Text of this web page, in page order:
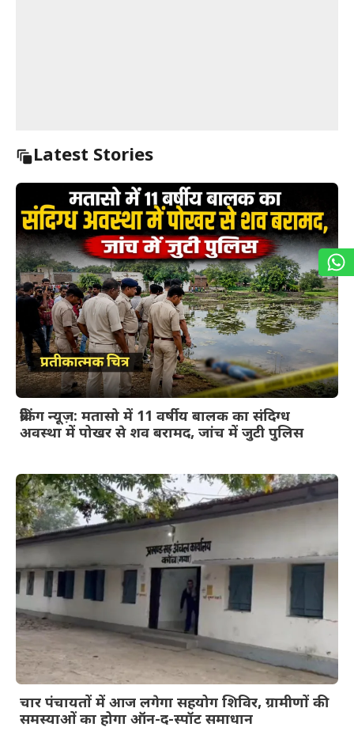
Latest Stories
ब्रेकिंग न्यूज़: मतासो में 11 वर्षीय बालक का संदिग्ध
अवस्था में पोखर से शव बरामद, जांच में जुटी पुलिस
चार पंचायतों में आज लगेगा सहयोग शिविर, ग्रामीणों की
समस्याओं का होगा ऑन-द-स्पॉट समाधान